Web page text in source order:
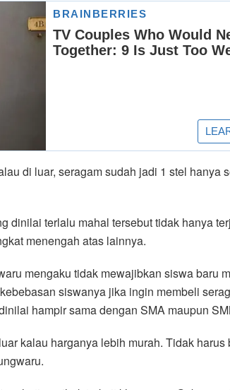
di luar, seragam sudah jadi 1 stel hanya
dinilai terlalu mahal tersebut tidak hanya
menengah atas lainnya.
mengaku tidak mewajibkan siswa baru
siswanya jika ingin membeli
hampir sama dengan SMA maupun
kalau harganya lebih murah. Tidak harus